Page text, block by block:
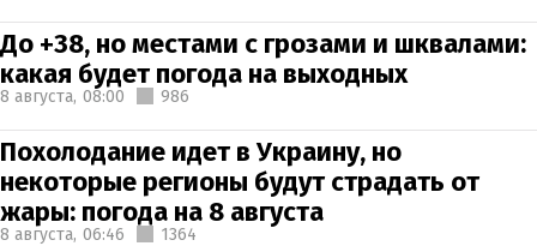
До +38, но местами с грозами и шквалами:
какая будет погода на выходных
8 августа, 08:00 986
Похолодание идет в Украину, но
некоторые регионы будут страдать от
жары: погода на 8 августа
8 августа, 06:46 1364